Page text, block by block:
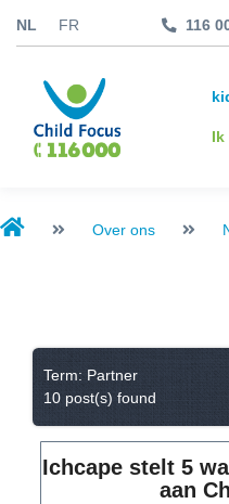
NL FR 116
Over ons
Term: Partner
10 post(s) found
Ichcape stelt 5
aan